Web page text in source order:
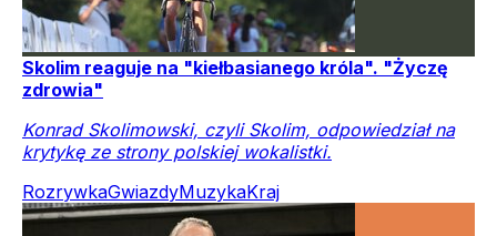
Skolim reaguje na "kiełbasianego króla". "Życzę
zdrowia"
Konrad Skolimowski, czyli Skolim, odpowiedział na
krytykę ze strony polskiej wokalistki.
RozrywkaGwiazdyMuzykaKraj